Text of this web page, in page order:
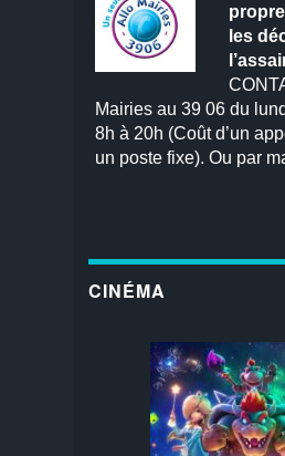
les
Mairies au 39 06 du
8h à 20h (Coût d’un
un poste fixe). Ou par
CINÉMA